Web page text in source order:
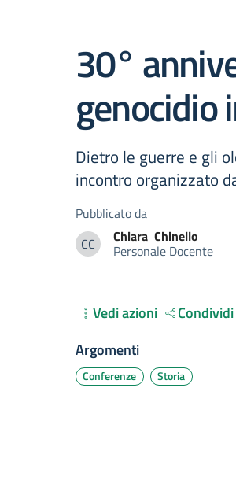
30°
genocidio
Dietro le guerre e gli
incontro organizzato
Pubblicato da
CCChiara Chinello
Chiara Chinello
Personale Docente
Vedi azioni
Condividi
Argomenti
Conferenze Storia